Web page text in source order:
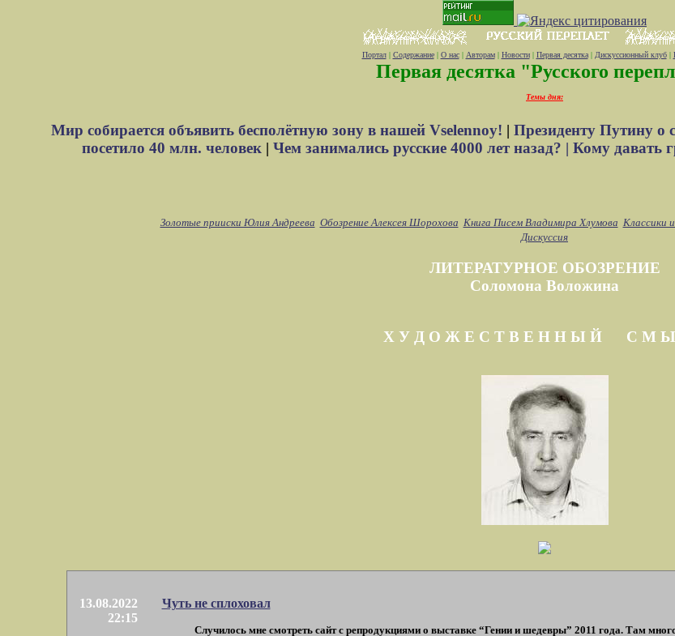
Портал| Содержание| О нас| Авторам| Новости| Первая десятка| Дискуссионный клуб|
Первая десятка "Русского
Темы дня:
Мир собирается объявить бесполётную зону в нашей Vselennoy! | Президенту Путину о
посетило 40 млн. человек| Чем занимались русские 4000 лет назад? | Кому давать
Золотые прииски Юлия Андреева Обозрение Алексея Шорохова Книга Писем Владимира Хлумова Классики
Дискуссия
ЛИТЕРАТУРНОЕ ОБОЗРЕНИЕ
Соломона Воложина
Х У Д О Ж Е С Т В Е Н Н Ы Й С М
13.08.2022
22:15
Чуть не сплоховал
Случилось мне смотреть сайт с репродукциями о выставке “Гении и шедевры” 2011 года. Там